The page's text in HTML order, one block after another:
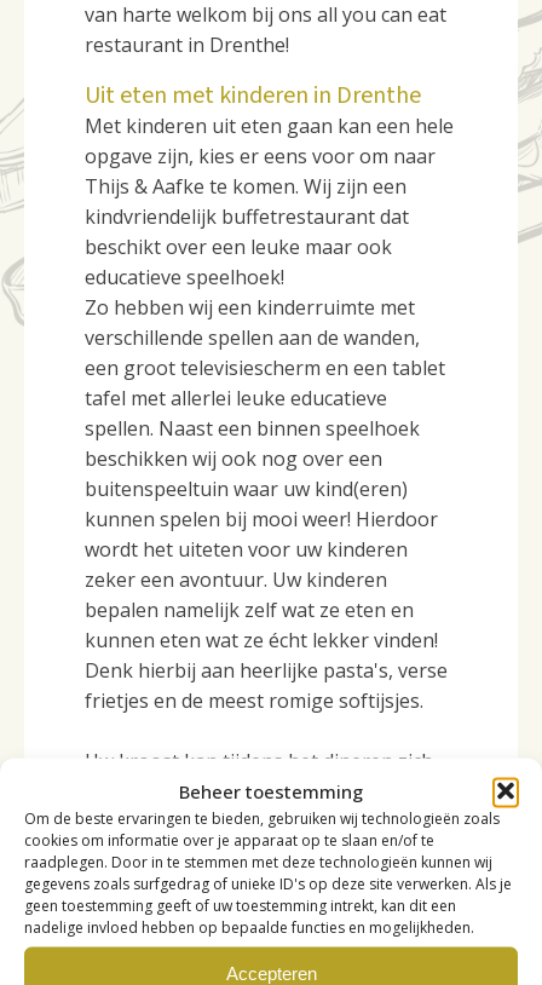
Beheer toestemming
Om de beste ervaringen te bieden, gebruiken wij technologieën zoals
cookies om informatie over je apparaat op te slaan en/of te
raadplegen. Door in te stemmen met deze technologieën kunnen wij
gegevens zoals surfgedrag of unieke ID's op deze site verwerken. Als je
geen toestemming geeft of uw toestemming intrekt, kan dit een
nadelige invloed hebben op bepaalde functies en mogelijkheden.
Accepteren
van harte welkom bij ons all you can eat
restaurant in Drenthe!
Uit eten met kinderen in Drenthe
Met kinderen uit eten gaan kan een hele
opgave zijn, kies er eens voor om naar
Thijs & Aafke te komen. Wij zijn een
kindvriendelijk buffetrestaurant dat
beschikt over een leuke maar ook
educatieve speelhoek!
Zo hebben wij een kinderruimte met
verschillende spellen aan de wanden,
een groot televisiescherm en een tablet
tafel met allerlei leuke educatieve
spellen. Naast een binnen speelhoek
beschikken wij ook nog over een
buitenspeeltuin waar uw kind(eren)
kunnen spelen bij mooi weer! Hierdoor
wordt het uiteten voor uw kinderen
zeker een avontuur. Uw kinderen
bepalen namelijk zelf wat ze eten en
kunnen eten wat ze écht lekker vinden!
Denk hierbij aan heerlijke pasta's, verse
frietjes en de meest romige softijsjes.
Uw kroost kan tijdens het dineren zich
dus met genoeg opties vermaken, zo
hoeven zij zich niet te vervelen. Dankzij
de vele mogelijkheden voor kinderen zijn
wij al jaren hét kindvriendelijkste
restaurant in Drenthe.